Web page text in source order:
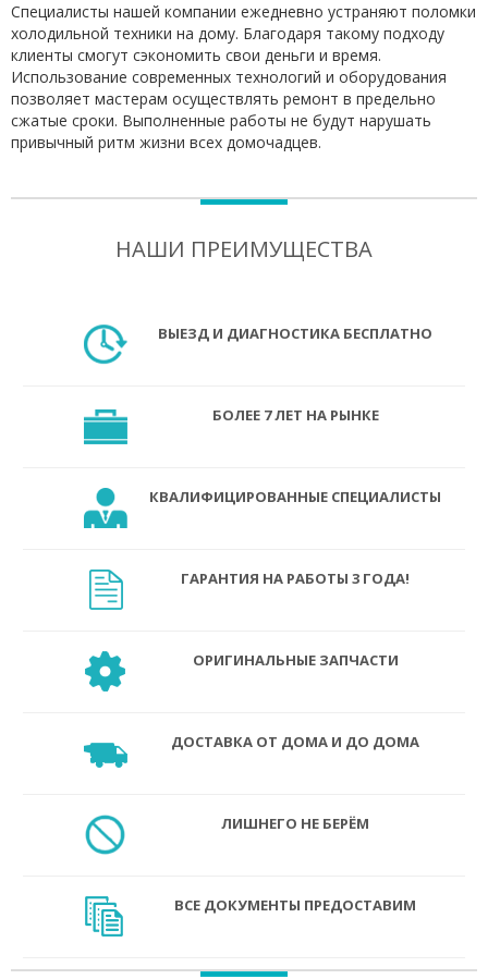
Специалисты нашей компании ежедневно устраняют поломки
холодильной техники на дому. Благодаря такому подходу
клиенты смогут сэкономить свои деньги и время.
Использование современных технологий и оборудования
позволяет мастерам осуществлять ремонт в предельно
сжатые сроки. Выполненные работы не будут нарушать
привычный ритм жизни всех домочадцев.
НАШИ ПРЕИМУЩЕСТВА
ВЫЕЗД И ДИАГНОСТИКА БЕСПЛАТНО
БОЛЕЕ 7 ЛЕТ НА РЫНКЕ
КВАЛИФИЦИРОВАННЫЕ СПЕЦИАЛИСТЫ
ГАРАНТИЯ НА РАБОТЫ 3 ГОДА!
ОРИГИНАЛЬНЫЕ ЗАПЧАСТИ
ДОСТАВКА ОТ ДОМА И ДО ДОМА
ЛИШНЕГО НЕ БЕРЁМ
ВСЕ ДОКУМЕНТЫ ПРЕДОСТАВИМ